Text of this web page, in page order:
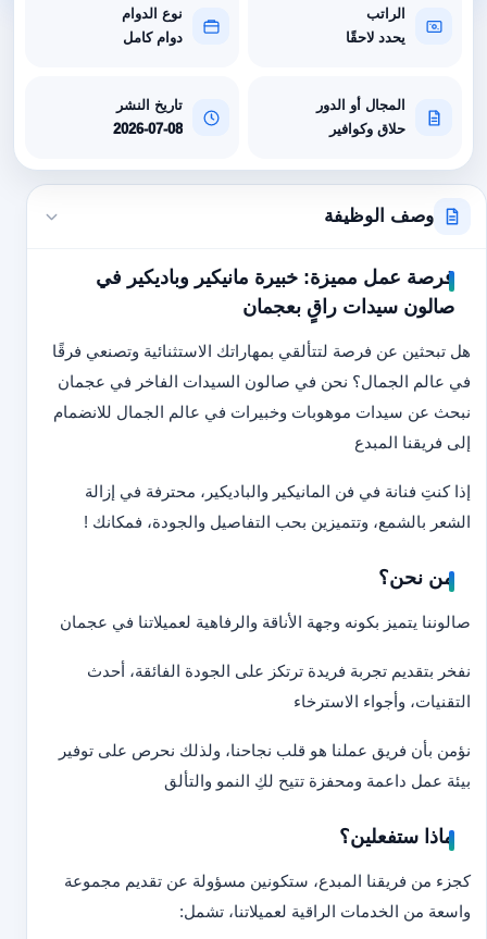
الراتب
يحدد لاحقًا
نوع الدوام
دوام كامل
المجال أو الدور
حلاق وكوافير
تاريخ النشر
2026-07-08
وصف الوظيفة
فرصة عمل مميزة: خبيرة مانيكير وباديكير في
صالون سيدات راقٍ بعجمان
هل تبحثين عن فرصة لتتألقي بمهاراتك الاستثنائية وتصنعي فرقًا
في عالم الجمال؟ نحن في صالون السيدات الفاخر في عجمان
نبحث عن سيدات موهوبات وخبيرات في عالم الجمال للانضمام
إلى فريقنا المبدع
إذا كنتِ فنانة في فن المانيكير والباديكير، محترفة في إزالة
الشعر بالشمع، وتتميزين بحب التفاصيل والجودة، فمكانك !
من نحن؟
صالوننا يتميز بكونه وجهة الأناقة والرفاهية لعميلاتنا في عجمان
نفخر بتقديم تجربة فريدة ترتكز على الجودة الفائقة، أحدث
التقنيات، وأجواء الاسترخاء
نؤمن بأن فريق عملنا هو قلب نجاحنا، ولذلك نحرص على توفير
بيئة عمل داعمة ومحفزة تتيح لكِ النمو والتألق
ماذا ستفعلين؟
كجزء من فريقنا المبدع، ستكونين مسؤولة عن تقديم مجموعة
واسعة من الخدمات الراقية لعميلاتنا، تشمل: